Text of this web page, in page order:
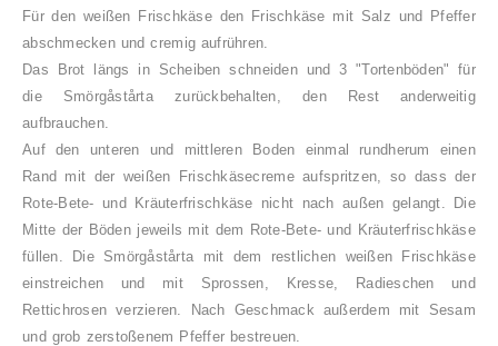
Für den weißen Frischkäse den Frischkäse mit Salz und Pfeffer
abschmecken und cremig aufrühren.
Das Brot längs in Scheiben schneiden und 3 "Tortenböden" für
die Smörgåstårta zurückbehalten, den Rest anderweitig
aufbrauchen.
Auf den unteren und mittleren Boden einmal rundherum einen
Rand mit der weißen Frischkäsecreme aufspritzen, so dass der
Rote-Bete- und Kräuterfrischkäse nicht nach außen gelangt. Die
Mitte der Böden jeweils mit dem Rote-Bete- und Kräuterfrischkäse
füllen. Die Smörgåstårta mit dem restlichen weißen Frischkäse
einstreichen und mit Sprossen, Kresse, Radieschen und
Rettichrosen verzieren. Nach Geschmack außerdem mit Sesam
und grob zerstoßenem Pfeffer bestreuen.